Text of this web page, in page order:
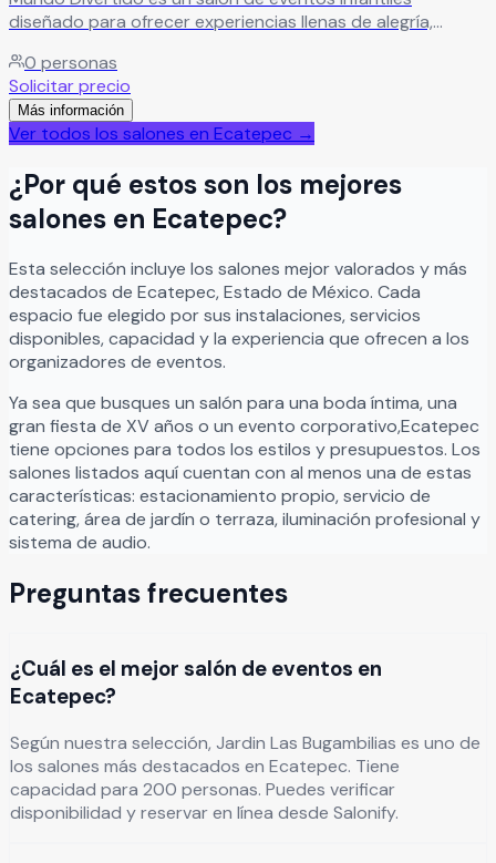
diseñado para ofrecer experiencias llenas de alegría,
Leer más
0 personas
Solicitar precio
Más información
Ver todos los salones en Ecatepec →
¿Por qué estos son los mejores
salones en Ecatepec?
Esta selección incluye los salones mejor valorados y más
destacados de Ecatepec,Estado de México. Cada
espacio fue elegido por sus instalaciones, servicios
disponibles, capacidad y la experiencia que ofrecen a los
organizadores de eventos.
Ya sea que busques un salón para una boda íntima, una
gran fiesta de XV años o un evento corporativo,Ecatepec
tiene opciones para todos los estilos y presupuestos. Los
salones listados aquí cuentan con al menos una de estas
características: estacionamiento propio, servicio de
catering, área de jardín o terraza, iluminación profesional y
sistema de audio.
Preguntas frecuentes
¿Cuál es el mejor salón de eventos en
Ecatepec?
Según nuestra selección, Jardin Las Bugambilias es uno de
los salones más destacados en Ecatepec. Tiene
capacidad para 200 personas. Puedes verificar
disponibilidad y reservar en línea desde Salonify.